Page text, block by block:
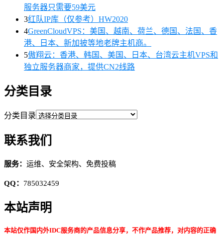
服务器只需要59美元
3红队IP库（仅参考）HW2020
4GreenCloudVPS：美国、越南、荷兰、德国、法国、香
港、日本、新加披等地老牌主机商。
5傲翔云：香港、韩国、美国、日本、台湾云主机VPS和
独立服务器商家，提供CN2线路
分类目录
分类目录
联系我们
服务： 运维、安全架构、免费投稿
QQ： 785032459
本站声明
本站仅作国内外IDC服务商的产品信息分享，不作产品推荐，对内容的正确